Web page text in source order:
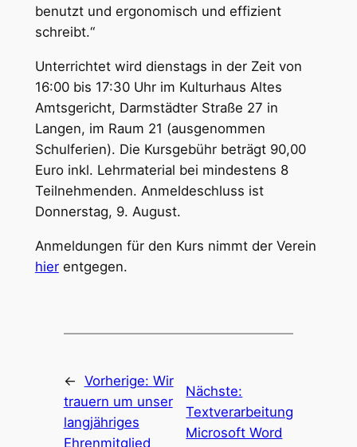
benutzt und ergonomisch und effizient
schreibt.“
Unterrichtet wird dienstags in der Zeit von
16:00 bis 17:30 Uhr im Kulturhaus Altes
Amtsgericht, Darmstädter Straße 27 in
Langen, im Raum 21 (ausgenommen
Schulferien). Die Kursgebühr beträgt 90,00
Euro inkl. Lehrmaterial bei mindestens 8
Teilnehmenden. Anmeldeschluss ist
Donnerstag, 9. August.
Anmeldungen für den Kurs nimmt der Verein
hierentgegen.
← Vorherige: Wir
trauern um unser
langjähriges
Ehrenmitglied
Nächste:
Textverarbeitung
Microsoft Word